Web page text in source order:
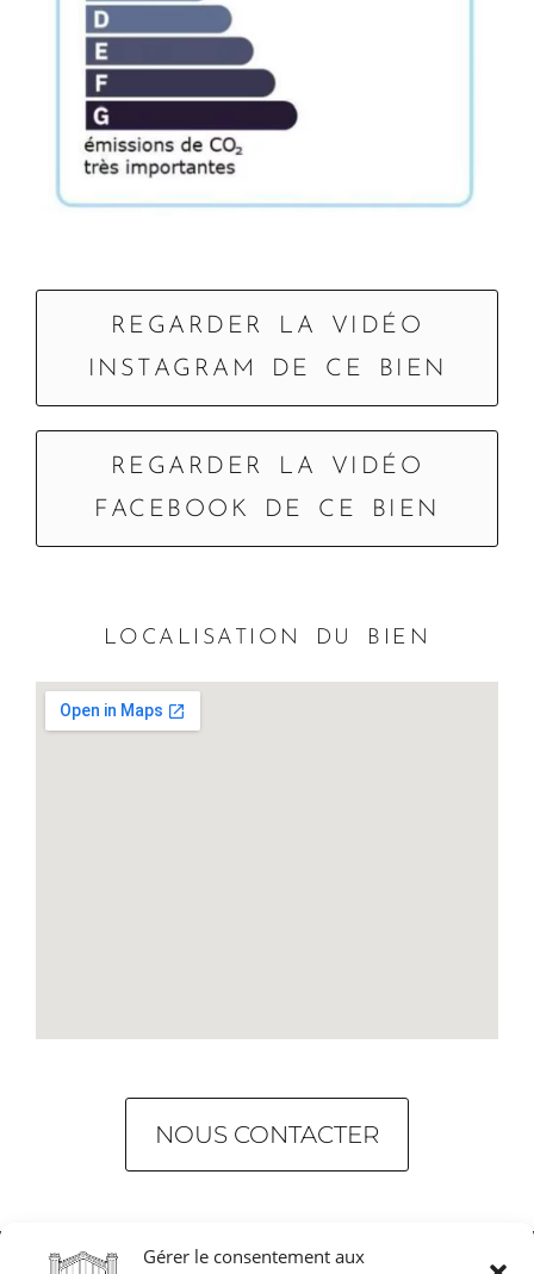
Gérer le consentement aux
REGARDER LA VIDÉO
INSTAGRAM DE CE BIEN
REGARDER LA VIDÉO
FACEBOOK DE CE BIEN
LOCALISATION DU BIEN
NOUS CONTACTER